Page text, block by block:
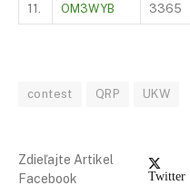
11. OM3WYB 3365
contest QRP UKW
Zdieľajte Artikel
Facebook
Twitter